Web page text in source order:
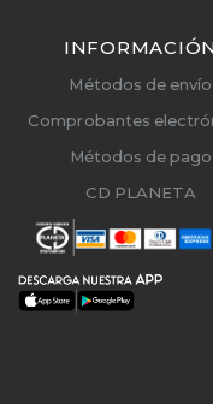
Métodos de envío
Comprobantes
Métodos de pago
CD PLANETA